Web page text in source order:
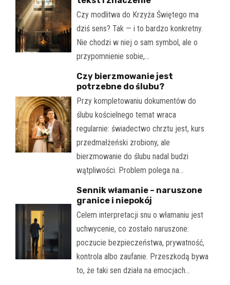
Czy modlitwa do Krzyża Świętego ma
dziś sens? Tak — i to bardzo konkretny.
Nie chodzi w niej o sam symbol, ale o
przypomnienie sobie,…
Czy bierzmowanie jest
potrzebne do ślubu?
Przy kompletowaniu dokumentów do
ślubu kościelnego temat wraca
regularnie: świadectwo chrztu jest, kurs
przedmałżeński zrobiony, ale
bierzmowanie do ślubu nadal budzi
wątpliwości. Problem polega na…
Sennik włamanie – naruszone
granice i niepokój
Celem interpretacji snu o włamaniu jest
uchwycenie, co zostało naruszone:
poczucie bezpieczeństwa, prywatność,
kontrola albo zaufanie. Przeszkodą bywa
to, że taki sen działa na emocjach…